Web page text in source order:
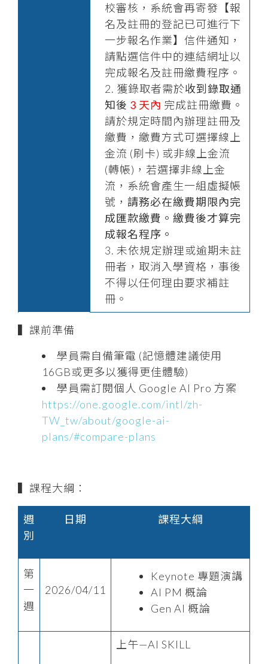
校審核，系統會再寄發【報
名及註冊的登記已可進行下
一步報名作業】信件通知，
請點選信件中的連結網址以
完成報名及註冊繳費程序。
獲錄取者需於收到錄取通
知後 3 天內 完成註冊繳費。
請於規定時間內辦理註冊及
繳費，繳費方式可選擇線上
金流 (刷卡) 或非線上金流
(轉帳)，若選擇非線上金
流，系統會產生一組虛擬帳
號， 請務必在繳費期限內完
成匯款繳費。繳費後才算完
成報名程序。
未依規定辦理或逾期未註
冊者，取消入學資格，事後
不得以任何理由要求補註
冊。
課前準備
學員需自備筆電 (記憶體建議使用
16GB或更多以獲得更佳體驗)
學員需訂閱個人 Google AI Pro 方案
https://one.google.com/intl/zh-
TW_tw/about/google-ai-
plans/#compare-plans
▍課程大綱：
週
別
日期 課程大綱
第
一
週
2026/04/11
Keynote 專題演講
AI PM 概論
Gen AI 概論
上午—AI SKILL